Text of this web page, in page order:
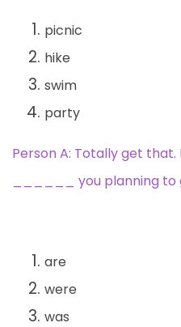
picnic
hike
swim
party
Person A: Totally get
______ you planning to
are
were
was